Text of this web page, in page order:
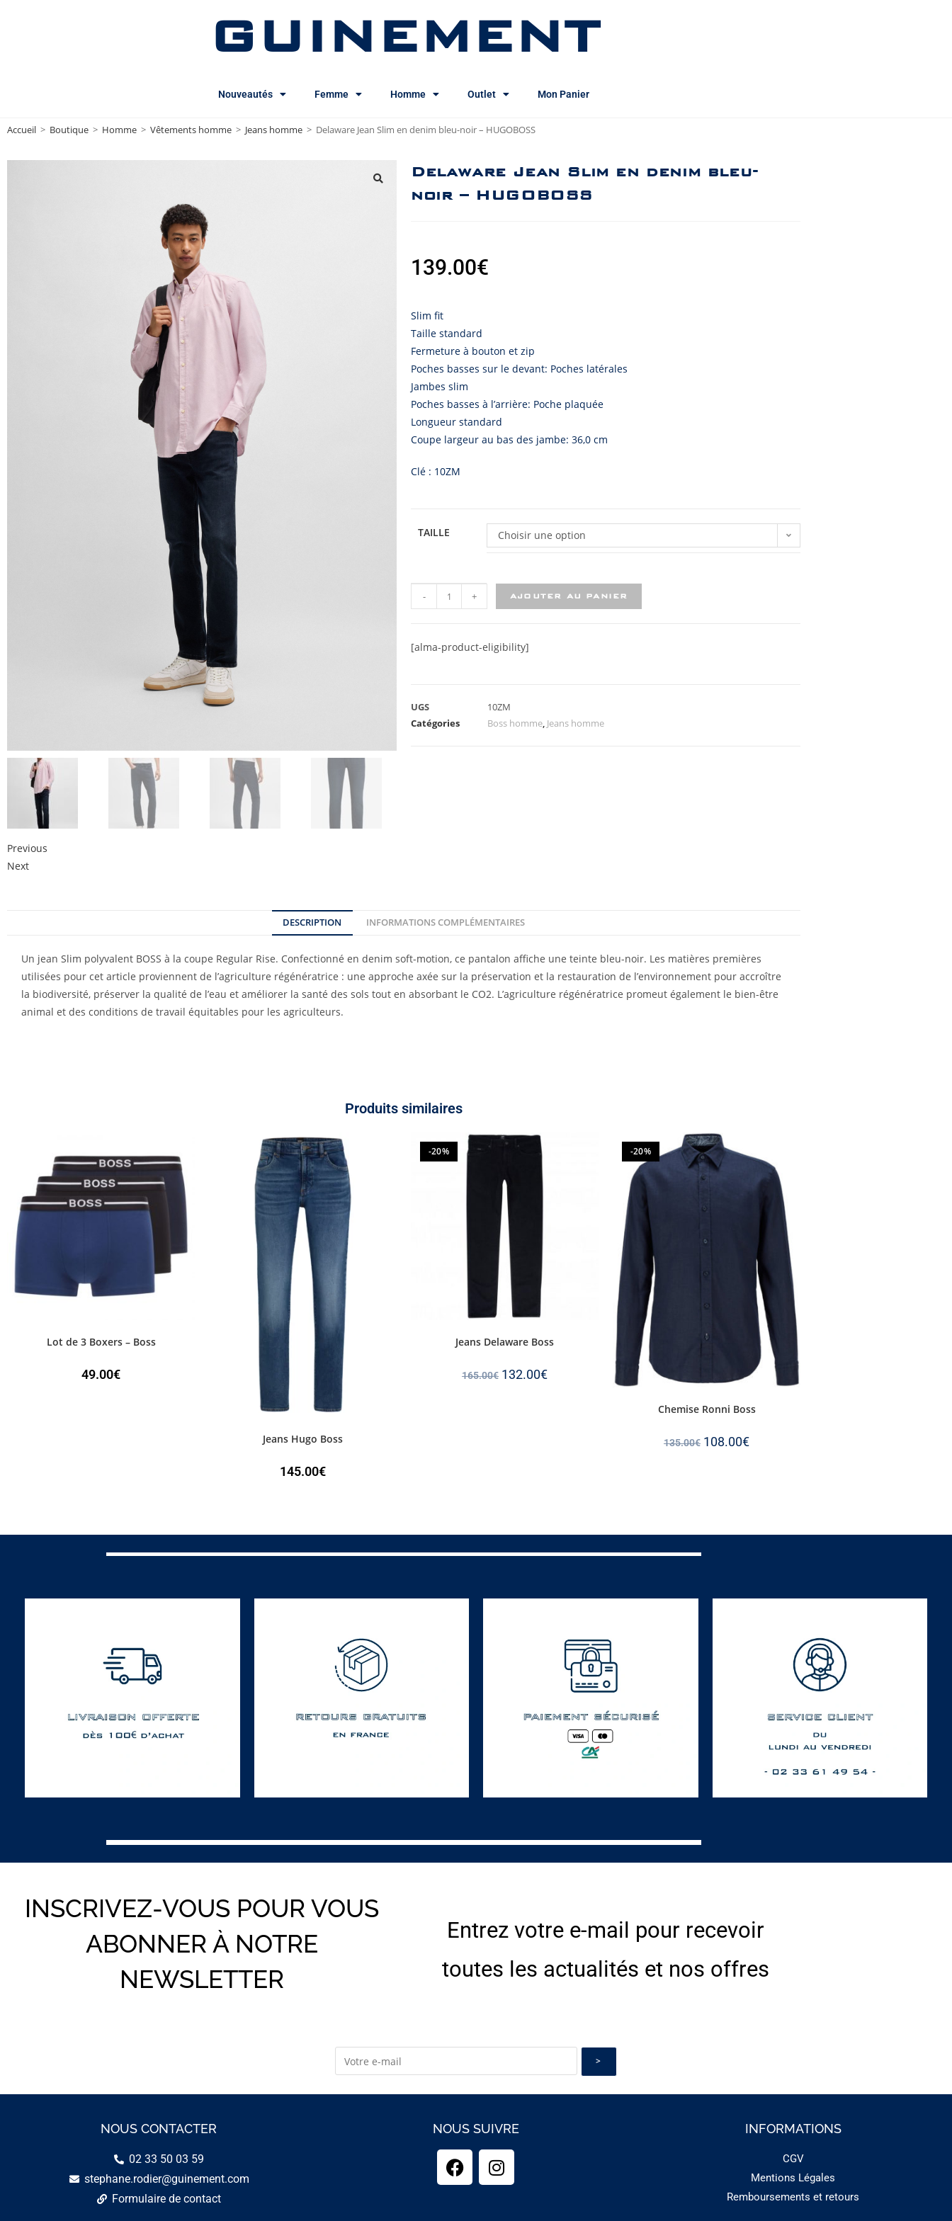
GUINEMENT
Nouveautés Femme Homme Outlet Mon Panier
Accueil > Boutique > Homme > Vêtements homme > Jeans homme > Delaware Jean Slim en denim bleu-noir – HUGOBOSS
Previous
Next
Delaware Jean Slim en denim bleu-
noir – HUGOBOSS
139.00€
Slim fit
Taille standard
Fermeture à bouton et zip
Poches basses sur le devant: Poches latérales
Jambes slim
Poches basses à l’arrière: Poche plaquée
Longueur standard
Coupe largeur au bas des jambe: 36,0 cm
Clé : 10ZM
TAILLE Choisir une option
- + AJOUTER AU PANIER
[alma-product-eligibility]
UGS
10ZM
Catégories
Boss homme, Jeans homme
DESCRIPTION INFORMATIONS COMPLÉMENTAIRES
Un jean Slim polyvalent BOSS à la coupe Regular Rise. Confectionné en denim soft-motion, ce pantalon affiche une teinte bleu-noir. Les matières premières
utilisées pour cet article proviennent de l’agriculture régénératrice : une approche axée sur la préservation et la restauration de l’environnement pour accroître
la biodiversité, préserver la qualité de l’eau et améliorer la santé des sols tout en absorbant le CO2. L’agriculture régénératrice promeut également le bien-être
animal et des conditions de travail équitables pour les agriculteurs.
Produits similaires
Lot de 3 Boxers – Boss
49.00€
Jeans Hugo Boss
145.00€
-20%
Jeans Delaware Boss
165.00€ 132.00€
-20%
Chemise Ronni Boss
135.00€ 108.00€
INSCRIVEZ-VOUS POUR VOUS
ABONNER À NOTRE
NEWSLETTER
Entrez votre e-mail pour recevoir
toutes les actualités et nos offres
NOUS CONTACTER
02 33 50 03 59
stephane.rodier@guinement.com
Formulaire de contact
NOUS SUIVRE INFORMATIONS
CGV
Mentions Légales
Remboursements et retours